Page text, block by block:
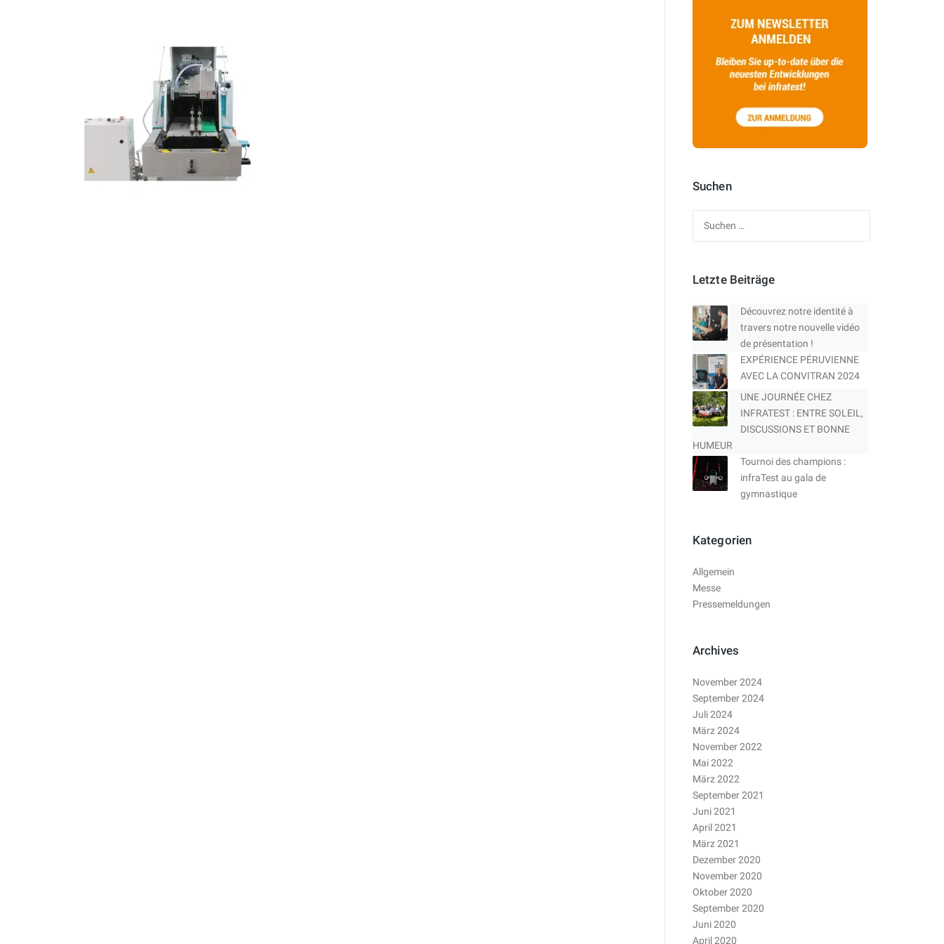
Suchen
Letzte Beiträge
Découvrez notre identité à
travers notre nouvelle vidéo
de présentation !
EXPÉRIENCE PÉRUVIENNE
AVEC LA CONVITRAN 2024
UNE JOURNÉE CHEZ
INFRATEST : ENTRE SOLEIL,
DISCUSSIONS ET BONNE
HUMEUR
Tournoi des champions :
infraTest au gala de
gymnastique
Kategorien
Allgemein
Messe
Pressemeldungen
Archives
November 2024
September 2024
Juli 2024
März 2024
November 2022
Mai 2022
März 2022
September 2021
Juni 2021
April 2021
März 2021
Dezember 2020
November 2020
Oktober 2020
September 2020
Juni 2020
April 2020